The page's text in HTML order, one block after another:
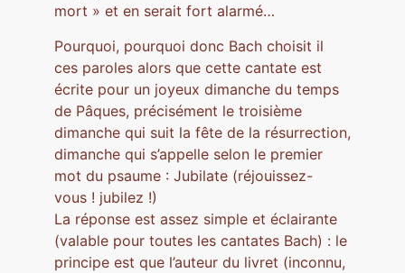
mort » et en serait fort alarmé…
Pourquoi, pourquoi donc Bach choisit il
ces paroles alors que cette cantate est
écrite pour un joyeux dimanche du temps
de Pâques, précisément le troisième
dimanche qui suit la fête de la résurrection,
dimanche qui s’appelle selon le premier
mot du psaume : Jubilate (réjouissez-
vous ! jubilez !)
La réponse est assez simple et éclairante
(valable pour toutes les cantates Bach) : le
principe est que l’auteur du livret (inconnu,